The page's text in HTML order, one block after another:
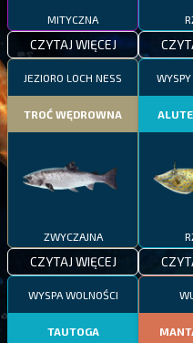
MITYCZNA
CZYTAJ WIĘCEJ
JEZIORO LOCH NESS
TROĆ WĘDROWNA
ZWYCZAJNA
CZYTAJ WIĘCEJ
WYSPY
WYSPA WOLNOŚCI
TAUTOGA